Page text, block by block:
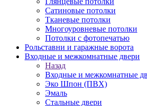
Сатиновые потолки
Тканевые потолки
Многоуровневые потолки
Потолки с фотопечатью
Рольставни и гаражные ворота
Входные и межкомнатные двери
Назад
Входные и межкомнатные
Эко Шпон (ПВХ)
Эмаль
Стальные двери